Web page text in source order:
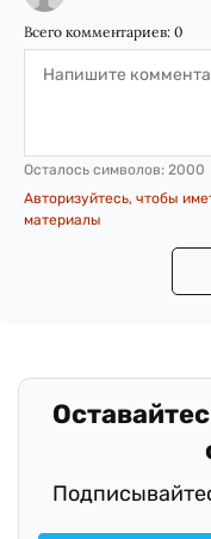
Всего комментариев: 0
Осталось символов: 2000
Авторизуйтесь, чтобы
материалы